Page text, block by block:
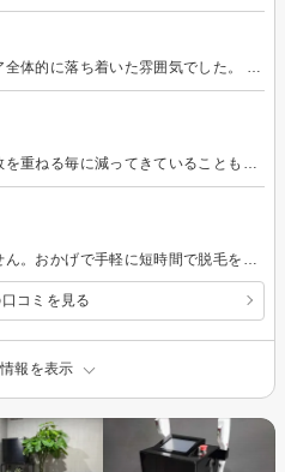
コミを見る
報を表示